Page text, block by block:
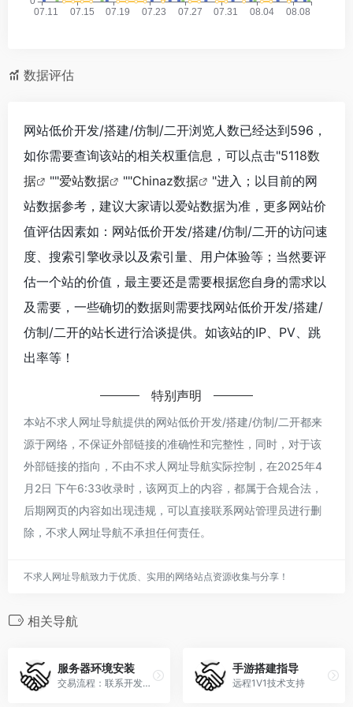
数据评估
网站低价开发/搭建/仿制/二开浏览人数已经达到596，
如你需要查询该站的相关权重信息，可以点击"5118数
据
""爱站数据 ""Chinaz数据
"进入；以目前的网
站数据参考，建议大家请以爱站数据为准，更多网站价
值评估因素如：网站低价开发/搭建/仿制/二开的访问速
度、搜索引擎收录以及索引量、用户体验等；当然要评
估一个站的价值，最主要还是需要根据您自身的需求以
及需要，一些确切的数据则需要找网站低价开发/搭建/
仿制/二开的站长进行洽谈提供。如该站的IP、PV、跳
出率等！
特别声明
本站不求人网址导航提供的网站低价开发/搭建/仿制/二开都来
源于网络，不保证外部链接的准确性和完整性，同时，对于该
外部链接的指向，不由不求人网址导航实际控制，在2025年4
月2日 下午6:33收录时，该网页上的内容，都属于合规合法，
后期网页的内容如出现违规，可以直接联系网站管理员进行删
除，不求人网址导航不承担任何责任。
不求人网址导航致力于优质、实用的网络站点资源收集与分享！
相关导航
服务器环境安装
交易流程：联系开发者→确认下单→开发者发货→交易完成
手游搭建指导
远程1V1技术支持